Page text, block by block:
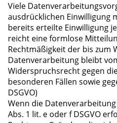
Viele
ausdrücklichen Einwilligung
bereits erteilte Einwilligung
reicht eine formlose
Rechtmäßigkeit der bis zum
Datenverarbeitung bleibt
Widerspruchsrecht gegen
besonderen Fällen sowie
DSGVO)
Wenn die
Abs. 1 lit. e oder f DSGVO